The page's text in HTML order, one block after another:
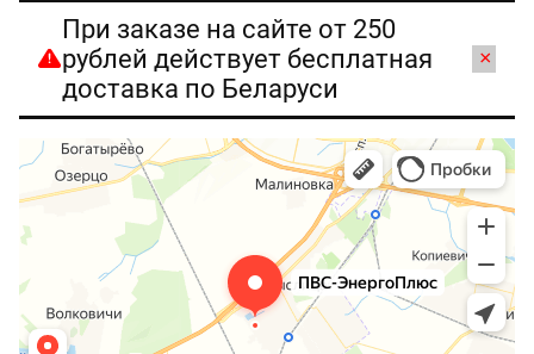
При заказе на сайте от 250
рублей действует бесплатная
доставка по Беларуси
×